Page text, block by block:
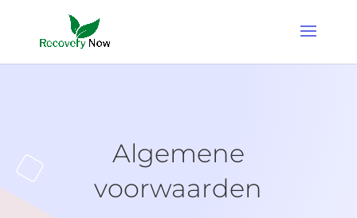
Algemene
voorwaarden